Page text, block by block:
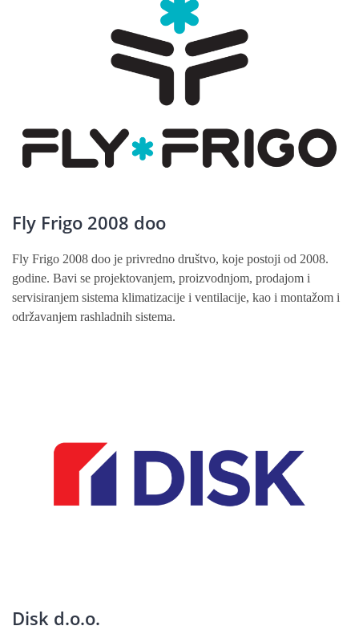
Fly Frigo 2008 doo
Fly Frigo 2008 doo je privredno društvo, koje postoji od 2008.
godine. Bavi se projektovanjem, proizvodnjom, prodajom i
servisiranjem sistema klimatizacije i ventilacije, kao i montažom i
održavanjem rashladnih sistema.
Disk d.o.o.